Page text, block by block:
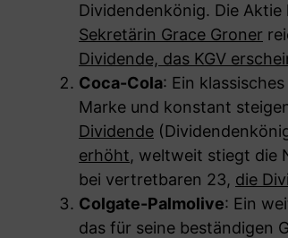
Dividendenkönig. Die
Sekretärin Grace Groner
Dividende, das KGV
Coca-Cola: Ein
Marke und konstant
Dividende
erhöht, weltweit stiegt die
bei vertretbaren 23, die
Colgate-Palmolive: Ein
das für seine beständigen